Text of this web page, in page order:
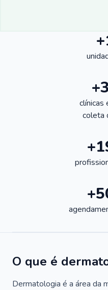
clínicas
coleta
O que é
Dermatologia é a área da